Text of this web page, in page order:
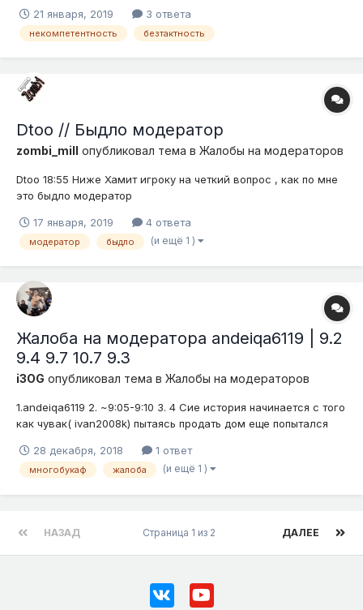
он онавал это тем ,что по статье 5.1 он может давать
предупреждения , но как я понимаю сам он придумывать не
21 января, 2019 3 ответа
некомпетентность безтактность
Dtoo // Быдло модератор
zombi_mill опубликовал тема в Жалобы на модераторов
Dtoo 18:55 Ниже Хамит игроку на четкий вопрос , как по мне
это быдло модератор
17 января, 2019 4 ответа
модератор быдло (и ещё 1 )
Жалоба на модератора andeiqa6119 | 9.2
9.4 9.7 10.7 9.3
i3OG опубликовал тема в Жалобы на модераторов
1.andeiqa6119 2. ~9:05-9:10 3. 4 Сие история начинается с того
как чувак( ivan2008k) пытаясь продать дом еще попытался
наш альфач и видя то как чел называет меня коровой а я
лишь шучу над ним(1.3 должен быть пп а не мут p.s еще...
28 декабря, 2018 1 ответ
многобукаф жалоба (и ещё 1 )
НАЗАД ДАЛЕЕ
Страница 1 из 2